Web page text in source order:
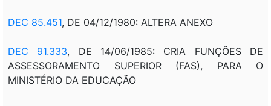
DEC 85.451, DE 04/12/1980: ALTERA ANEXO
DEC 91.333, DE 14/06/1985: CRIA FUNÇÕES DE
ASSESSORAMENTO SUPERIOR (FAS), PARA O
MINISTÉRIO DA EDUCAÇÃO